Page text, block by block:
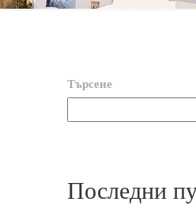
Търсене
Последни